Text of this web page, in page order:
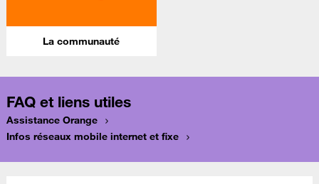
La communauté
FAQ et liens utiles
Assistance Orange
Infos réseaux mobile internet et fixe